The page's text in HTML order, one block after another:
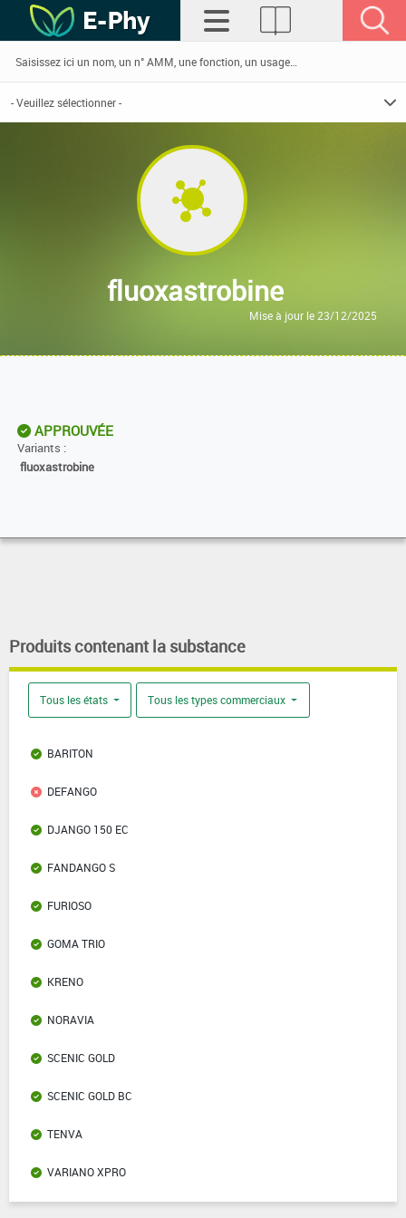
fluoxastrobine
Mise à jour le 23/12/2025
APPROUVÉE
Variants :
fluoxastrobine
Produits contenant la substance
Tous les états Tous les types commerciaux
BARITON
DEFANGO
DJANGO 150 EC
FANDANGO S
FURIOSO
GOMA TRIO
KRENO
NORAVIA
SCENIC GOLD
SCENIC GOLD BC
TENVA
VARIANO XPRO